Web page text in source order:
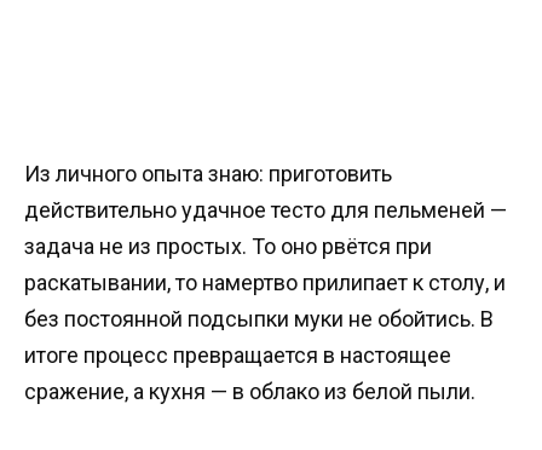
Из личного опыта знаю: приготовить
действительно удачное тесто для пельменей —
задача не из простых. То оно рвётся при
раскатывании, то намертво прилипает к столу, и
без постоянной подсыпки муки не обойтись. В
итоге процесс превращается в настоящее
сражение, а кухня — в облако из белой пыли.